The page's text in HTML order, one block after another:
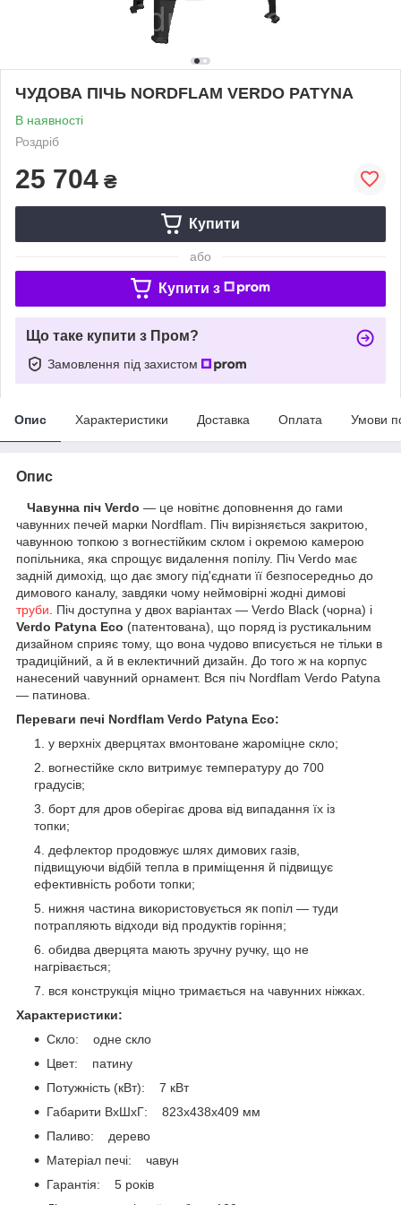
ЧУДОВА ПІЧЬ NORDFLAM VERDO PATYNA
В наявності
Роздріб
25 704 ₴
Купити
або
Купити з
Що таке купити з Пром?
Замовлення під захистом
Опис Характеристики Доставка Оплата Умови
Опис
Чавунна піч Verdo — це новітнє доповнення до гами
чавунних печей марки Nordflam. Піч вирізняється закритою,
чавунною топкою з вогнестійким склом і окремою камерою
попільника, яка спрощує видалення попілу. Піч Verdo має
задній димохід, що дає змогу під'єднати її безпосередньо до
димового каналу, завдяки чому неймовірні жодні димові
труби . Піч доступна у двох варіантах — Verdo Black (чорна) і
Verdo Patyna Eco (патентована), що поряд із рустикальним
дизайном сприяє тому, що вона чудово вписується не тільки в
традиційний, а й в еклектичний дизайн. До того ж на корпус
нанесений чавунний орнамент. Вся піч Nordflam Verdo Patyna
— патинова.
Переваги печі Nordflam Verdo Patyna Eco:
у верхніх дверцятах вмонтоване жароміцне скло;
вогнестійке скло витримує температуру до 700
градусів;
борт для дров оберігає дрова від випадання їх із
топки;
дефлектор продовжує шлях димових газів,
підвищуючи відбій тепла в приміщення й підвищує
ефективність роботи топки;
нижня частина використовується як попіл — туди
потрапляють відходи від продуктів горіння;
обидва дверцята мають зручну ручку, що не
нагрівається;
вся конструкція міцно тримається на чавунних ніжках.
Характеристики:
Скло: одне скло
Цвет: патину
Потужність (кВт): 7 кВт
Габарити ВxШxГ: 823х438х409 мм
Паливо: дерево
Матеріал печі: чавун
Гарантія: 5 років